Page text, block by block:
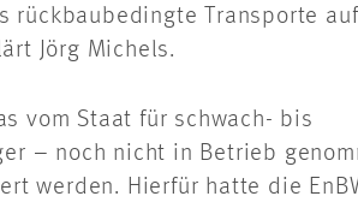
rückbaubedingte Transporte
Jörg Michels.
vom Staat für schwach- bis
– noch nicht in Betrieb
werden. Hierfür hatte die